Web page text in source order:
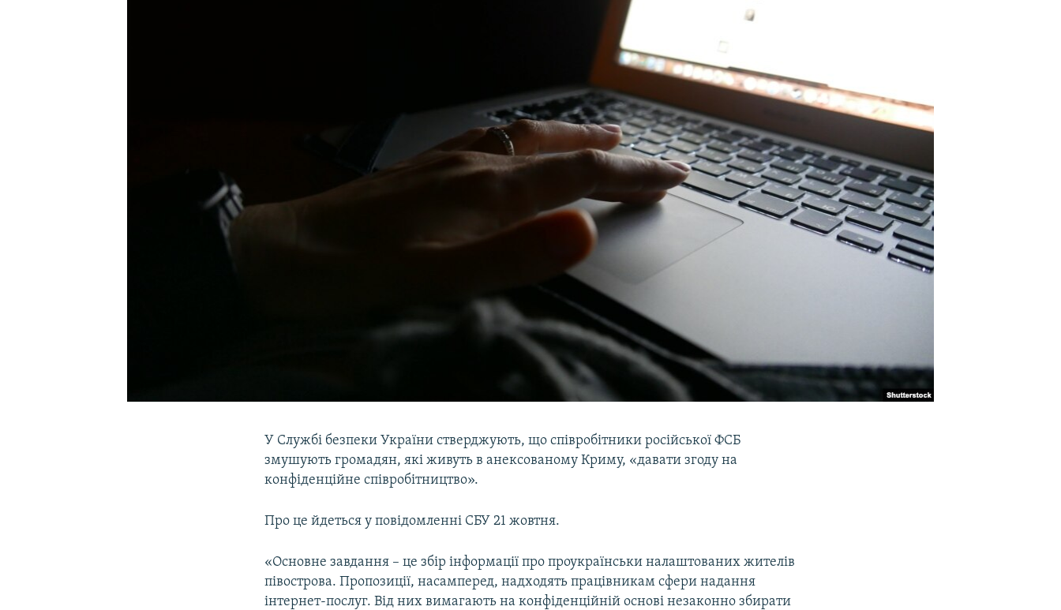
У Службі безпеки України стверджують, що співробітники російської ФСБ
змушують громадян, які живуть в анексованому Криму, «давати згоду на
конфіденційне співробітництво».
Про це йдеться у повідомленні СБУ 21 жовтня.
«Основне завдання – це збір інформації про проукраїнськи налаштованих жителів
півострова. Пропозиції, насамперед, надходять працівникам сфери надання
інтернет-послуг. Від них вимагають на конфіденційній основі незаконно збирати